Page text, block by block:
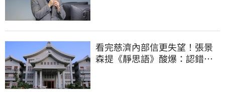
看完慈濟內部信更失望！張景
森提《靜思語》酸爆：認錯有